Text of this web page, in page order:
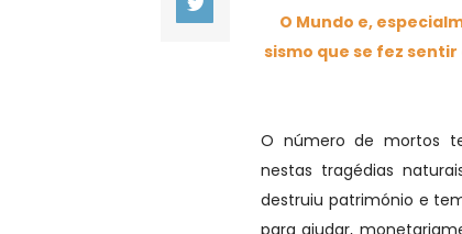
O Mundo e,
sismo que se fez
O número de mortos
nestas tragédias
destruiu património e
para ajudar,